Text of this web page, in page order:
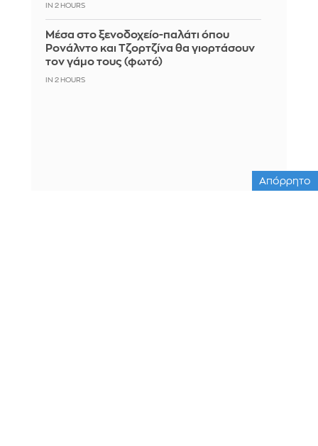
IN 2 HOURS
Μέσα στο ξενοδοχείο-παλάτι όπου
Ρονάλντο και Τζορτζίνα θα γιορτάσουν
τον γάμο τους (φωτό)
IN 2 HOURS
Απόρρητο